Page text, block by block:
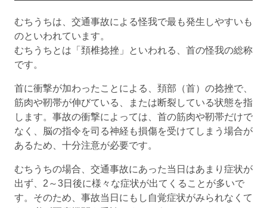
むちうちは、交通事故による怪我で最も発生しやすいも
のといわれています。
むちうちとは「頚椎捻挫」といわれる、首の怪我の総称
です。
首に衝撃が加わったことによる、頚部（首）の捻挫で、
筋肉や靭帯が伸びている、または断裂している状態を指
します。事故の衝撃によっては、首の筋肉や靭帯だけで
なく、脳の指令を司る神経も損傷を受けてしまう場合が
あるため、十分注意が必要です。
むちうちの場合、交通事故にあった当日はあまり症状が
出ず、2～3日後に様々な症状が出てくることが多いで
す。そのため、事故当日にもし自覚症状がみられなくて